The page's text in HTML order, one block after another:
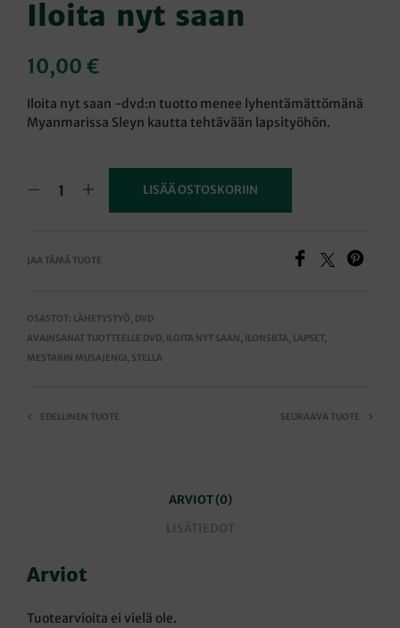
Iloita nyt saan
10,00 €
Iloita nyt saan -dvd:n tuotto menee lyhentämättömänä
Myanmarissa Sleyn kautta tehtävään lapsityöhön.
LISÄÄ OSTOSKORIIN
JAA TÄMÄ TUOTE
OSASTOT: LÄHETYSTYÖ, DVD
AVAINSANAT TUOTTEELLE DVD, ILOITA NYT SAAN , ILONSILTA, LAPSET ,
MESTARIN MUSAJENGI , STELLA
EDELLINEN TUOTE SEURAAVA TUOTE
ARVIOT (0)
LISÄTIEDOT
Arviot
Tuotearvioita ei vielä ole.